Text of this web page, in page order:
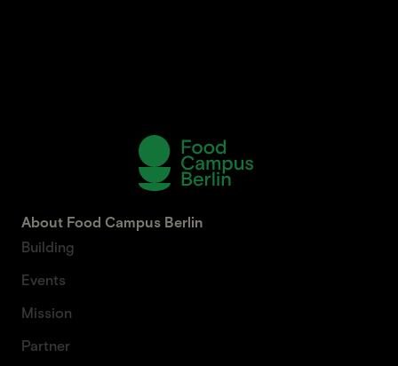
About Food Campus Berlin
Building
Events
Mission
Partner